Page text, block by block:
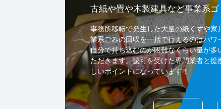
古紙や畳や木製建具など事業系
事務所移転で発生した大量の紙くずや
業系ごみの回収を一括で行えるのはパワ
自分で持ち込むのが困難なくらい量が
ただきます。認可を受けた専門業者と
しいポイントになっています！